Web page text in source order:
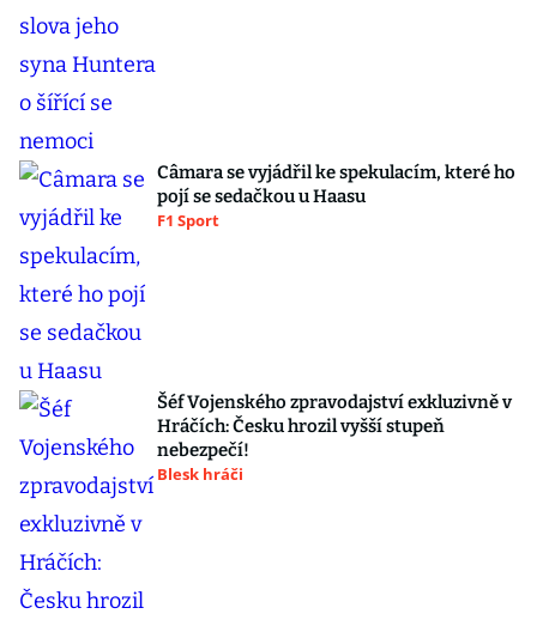
Câmara se vyjádřil ke spekulacím, které ho
pojí se sedačkou u Haasu
F1 Sport
Šéf Vojenského zpravodajství exkluzivně v
Hráčích: Česku hrozil vyšší stupeň
nebezpečí!
Blesk hráči